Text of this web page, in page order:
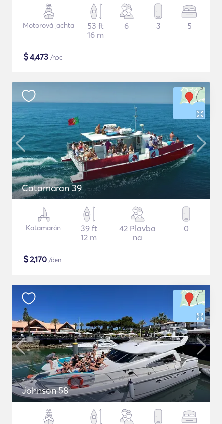
Motorová jachta
53 ft
16 m
6 3 5
$4,473 /noc
Catamaran 39
Katamarán
39 ft
12 m
42 Plavba
na
0
$2,170 /den
Johnson 58